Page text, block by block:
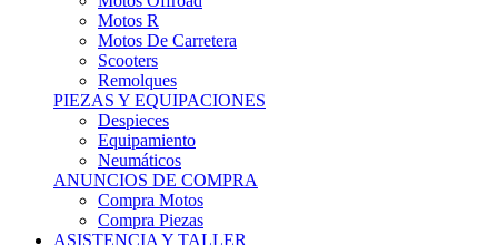
Motos R
Motos De Carretera
Scooters
Remolques
PIEZAS Y EQUIPACIONES
Despieces
Equipamiento
Neumáticos
ANUNCIOS DE COMPRA
Compra Motos
Compra Piezas
ASISTENCIA Y TALLER